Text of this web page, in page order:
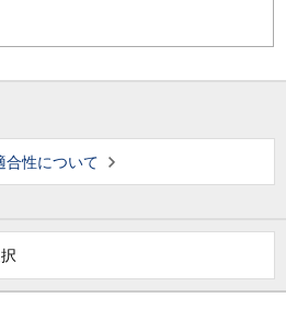
合性について